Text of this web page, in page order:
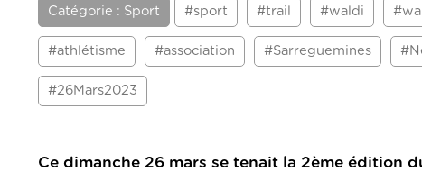
Catégorie : Sport #sport #trail #waldi
#athlétisme #association #Sarreguemines
#26Mars2023
Ce dimanche 26 mars se tenait la 2ème édition